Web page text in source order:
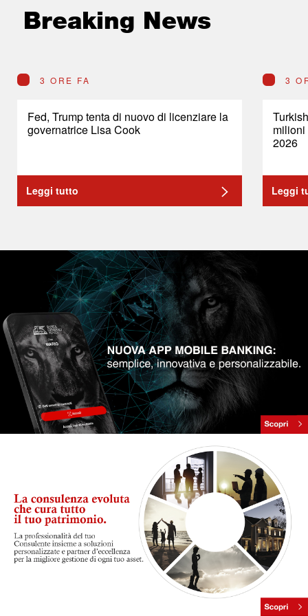
Breaking News
3 ORE FA
Fed, Trump tenta di nuovo di licenziare la
governatrice Lisa Cook
Leggi tutto
3
2026
Leggi